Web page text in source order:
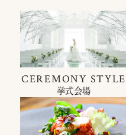
CEREMONY STYLE
挙式会場